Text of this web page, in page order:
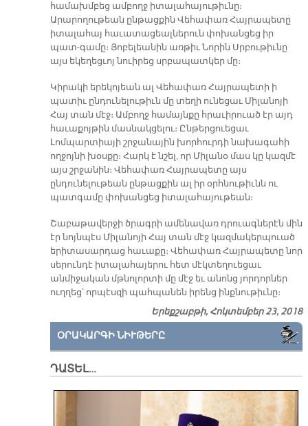
համախմբեց ամբողջ իտալահայութիւնը։
Արարողութեան ընթացքին Վեհափառ Հայրապետը
իտալահայ հաւատացեալներուն փոխանցեց իր
պատ-գամը։ Յոբելեանին առթիւ Նորին Սրբութիւնը
այս եկեղեցւոյ նուիրեց սրբապատկեր մը։
Կիրակի երեկոյեան ալ Վեհափառ Հայրապետի ի
պատիւ ընդունելութիւն մը տեղի ունեցաւ Միլանոյի
Հայ տան մէջ։ Ամբողջ համայնքը հրաւիրուած էր այդ
հաւաքոյթին մասնակցելու։ Ընթերցուեցաւ
Լոմպարտիայի շրջանային խորհուրդի նախագահի
ողջոյնի խօսքը։ Հարկ է նշել, որ Միլանօ մաս կը կազմէ
այս շրջանին։ Վեհափառ Հայրապետը այս
ընդունելութեան ընթացքին ալ իր օրհնութիւնն ու
պատգամը փոխանցեց իտալահայութեան։
Շաբաթավերջի ծրագրի ամենավառ դրուագներէն մին
էր նոյնպէս Միլանոյի Հայ տան մէջ կազմակերպուած
երիտասարդաց հաւաքը։ Վեհափառ Հայրապետը նոր
սերունդէ իտալահայերու հետ մէկտեղուեցաւ
անմիջական մթնոլորտի մը մէջ եւ անոնց յորդորներ
ուղղեց՝ որպէսզի պահպանեն իրենց ինքնութիւնը։
Երեքշաբթի, Հոկտեմբեր 23, 2018
ՕՐԱԿԱՐԳԻ ՆԻՒԹԵՐԸ
ԴԱՏԵԼ…